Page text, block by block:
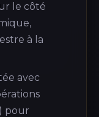
le côté
à la
avec
pour